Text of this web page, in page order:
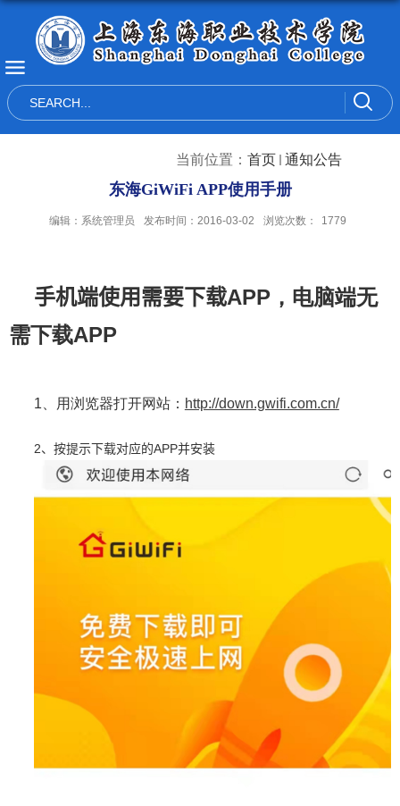
当前位置： 首页 通知公告
东海GiWiFi APP使用手册
编辑：系统管理员 发布时间：2016-03-02 浏览次数： 1779
手机端使用需要下载APP，电脑端无
需下载APP
1 、用浏览器打开网站： http://down.gwifi.com.cn/
2、按提示下载对应的APP并安装